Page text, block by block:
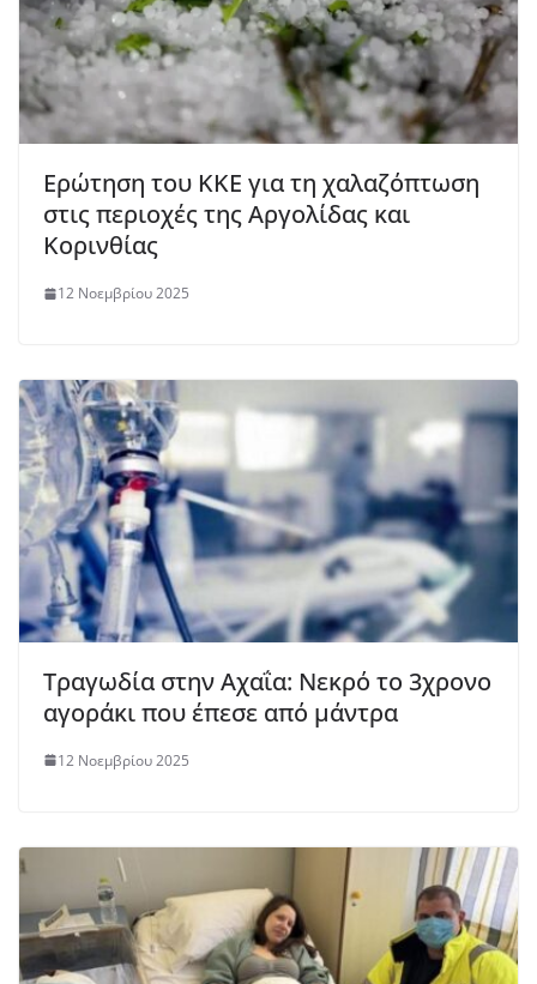
Ερώτηση του ΚΚΕ για τη χαλαζόπτωση
στις περιοχές της Αργολίδας και
Κορινθίας
12 Νοεμβρίου 2025
Τραγωδία στην Αχαΐα: Νεκρό το 3χρονο
αγοράκι που έπεσε από μάντρα
12 Νοεμβρίου 2025